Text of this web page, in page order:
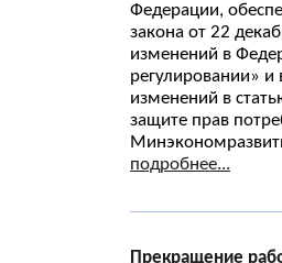
Федерации,
закона от 22
изменений в
регулировании»
изменений в
защите прав
подробнее...
Прекращение